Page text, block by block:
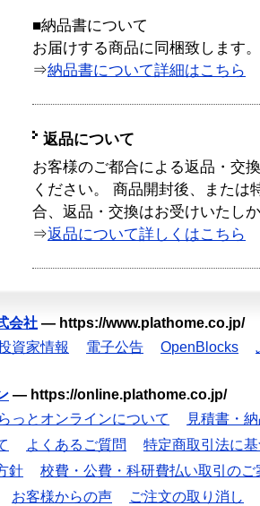
■納品書について
お届けする商品に同梱致します。
⇒納品書について詳細はこちら
返品について
お客様のご都合による返品・交
ください。 商品開封後、または
合、返品・交換はお受けいたし
⇒返品について詳しくはこちら
会社 — https://www.plathome.co.jp/
資家情報 電子公告 OpenBlocks
— https://online.plathome.co.jp/
っとオンラインについて
見積書・
よくあるご質問
特定商取引法に
針
校費・公費・科研費払い取引のご
お客様からの声 ご注文の取り消し